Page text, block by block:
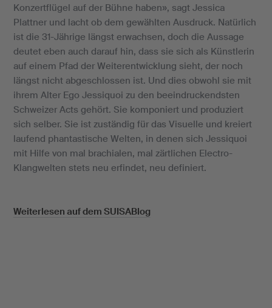
Konzertflügel auf der Bühne haben», sagt Jessica
Plattner und lacht ob dem gewählten Ausdruck. Natürlich
ist die 31-Jährige längst erwachsen, doch die Aussage
deutet eben auch darauf hin, dass sie sich als Künstlerin
auf einem Pfad der Weiterentwicklung sieht, der noch
längst nicht abgeschlossen ist. Und dies obwohl sie mit
ihrem Alter Ego Jessiquoi zu den beeindruckendsten
Schweizer Acts gehört. Sie komponiert und produziert
sich selber. Sie ist zuständig für das Visuelle und kreiert
laufend phantastische Welten, in denen sich Jessiquoi
mit Hilfe von mal brachialen, mal zärtlichen Electro-
Klangwelten stets neu erfindet, neu definiert.
Weiterlesen auf dem SUISABlog